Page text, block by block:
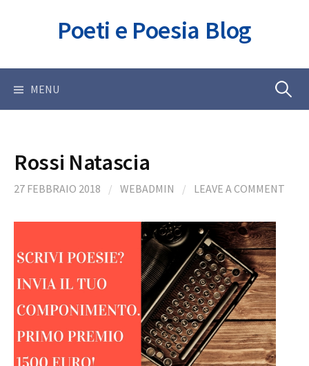
Poeti e Poesia Blog
MENU Ricerca
Rossi Natascia
27 FEBBRAIO 2018 / WEBADMIN / LEAVE A COMMENT